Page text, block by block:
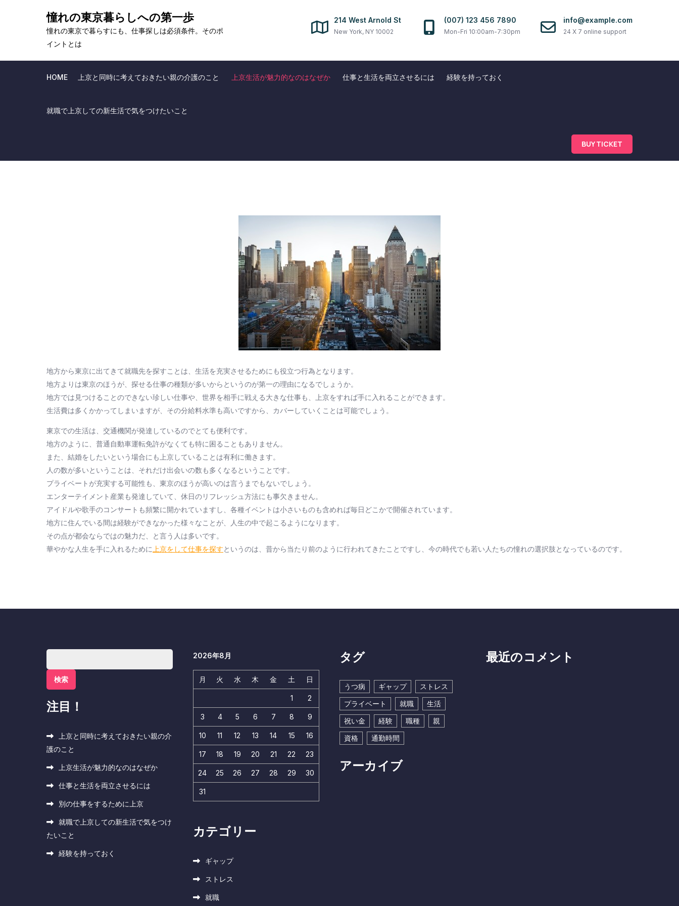
憧れの東京暮らしへの第一歩
憧れの東京で暮らすにも、仕事探しは必須条件。そのポ
イントとは
214 West Arnold St
New York, NY 10002
(007) 123 456 7890
Mon-Fri 10:00am-7:30pm
info@example.com
24 X 7 online support
HOME 上京と同時に考えておきたい親の介護のこと 上京生活が魅力的なのはなぜか 仕事と生活を両立させるには 経験を持っておく
就職で上京しての新生活で気をつけたいこと
BUY TICKET
地方から東京に出てきて就職先を探すことは、生活を充実させるためにも役立つ行為となります。
地方よりは東京のほうが、探せる仕事の種類が多いからというのが第一の理由になるでしょうか。
地方では見つけることのできない珍しい仕事や、世界を相手に戦える大きな仕事も、上京をすれば手に入れることができます。
生活費は多くかかってしまいますが、その分給料水準も高いですから、カバーしていくことは可能でしょう。
東京での生活は、交通機関が発達しているのでとても便利です。
地方のように、普通自動車運転免許がなくても特に困ることもありません。
また、結婚をしたいという場合にも上京していることは有利に働きます。
人の数が多いということは、それだけ出会いの数も多くなるということです。
プライベートが充実する可能性も、東京のほうが高いのは言うまでもないでしょう。
エンターテイメント産業も発達していて、休日のリフレッシュ方法にも事欠きません。
アイドルや歌手のコンサートも頻繁に開かれていますし、各種イベントは小さいものも含めれば毎日どこかで開催されています。
地方に住んでいる間は経験ができなかった様々なことが、人生の中で起こるようになります。
その点が都会ならではの魅力だ、と言う人は多いです。
華やかな人生を手に入れるために 上京をして仕事を探すというのは、昔から当たり前のように行われてきたことですし、今の時代でも若い人たちの憧れの選択肢となっているのです。
索:
注目！
上京と同時に考えておきたい親の介
護のこと
上京生活が魅力的なのはなぜか
仕事と生活を両立させるには
別の仕事をするために上京
就職で上京しての新生活で気をつけ
たいこと
経験を持っておく
2026年8月
月 火 水 木 金 土 日
1 2
3 4 5 6 7 8 9
10 11 12 13 14 15 16
17 18 19 20 21 22 23
24 25 26 27 28 29 30
31
カテゴリー
ギャップ
ストレス
就職
タグ
うつ病 ギャップ
ストレス
プライベート
就職
生活
祝い金
経験 職種
親
資格
通勤時間
アーカイブ
最近のコメント